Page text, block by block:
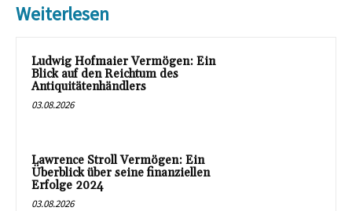
Weiterlesen
Ludwig Hofmaier Vermögen: Ein
Blick auf den Reichtum des
Antiquitätenhändlers
03.08.2026
Lawrence Stroll Vermögen: Ein
Überblick über seine finanziellen
Erfolge 2024
03.08.2026